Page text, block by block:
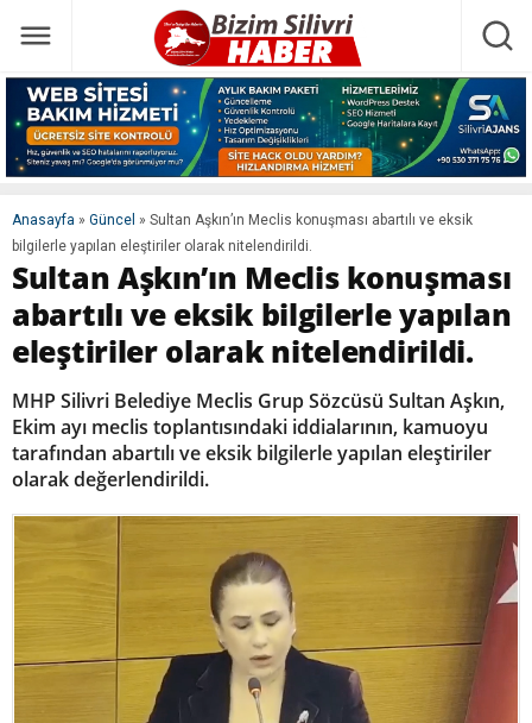
Anasayfa » Güncel » Sultan Aşkın’ın Meclis konuşması abartılı ve eksik
bilgilerle yapılan eleştiriler olarak nitelendirildi.
Sultan Aşkın’ın Meclis konuşması
abartılı ve eksik bilgilerle yapılan
eleştiriler olarak nitelendirildi.
MHP Silivri Belediye Meclis Grup Sözcüsü Sultan Aşkın,
Ekim ayı meclis toplantısındaki iddialarının, kamuoyu
tarafından abartılı ve eksik bilgilerle yapılan eleştiriler
olarak değerlendirildi.